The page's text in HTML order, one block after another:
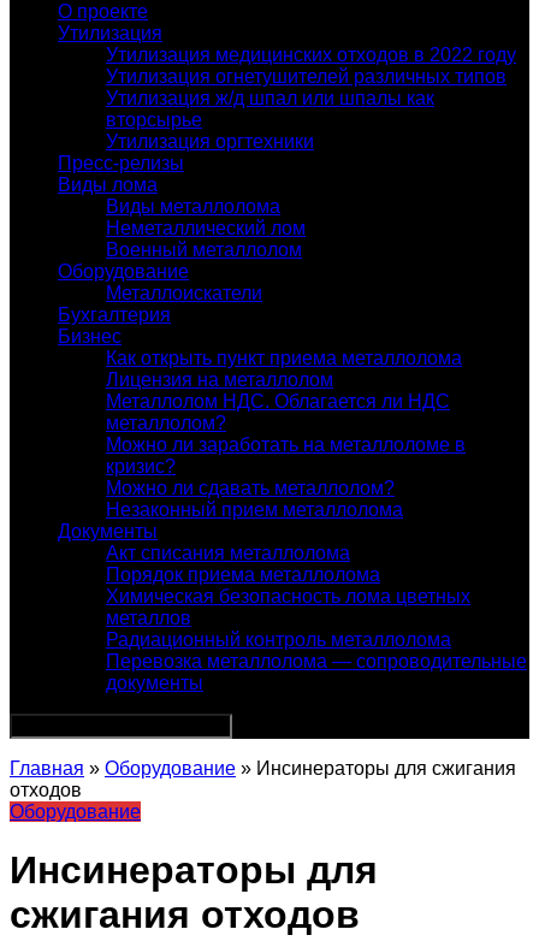
О проекте
Утилизация
Утилизация медицинских отходов в 2022 году
Утилизация огнетушителей различных типов
Утилизация ж/д шпал или шпалы как
вторсырье
Утилизация оргтехники
Пресс-релизы
Виды лома
Виды металлолома
Неметаллический лом
Военный металлолом
Оборудование
Металлоискатели
Бухгалтерия
Бизнес
Как открыть пункт приема металлолома
Лицензия на металлолом
Металлолом НДС. Облагается ли НДС
металлолом?
Можно ли заработать на металлоломе в
кризис?
Можно ли сдавать металлолом?
Незаконный прием металлолома
Документы
Акт списания металлолома
Порядок приема металлолома
Химическая безопасность лома цветных
металлов
Радиационный контроль металлолома
Перевозка металлолома — сопроводительные
документы
Главная » Оборудование » Инсинераторы для сжигания
отходов
Оборудование
Инсинераторы для
сжигания отходов